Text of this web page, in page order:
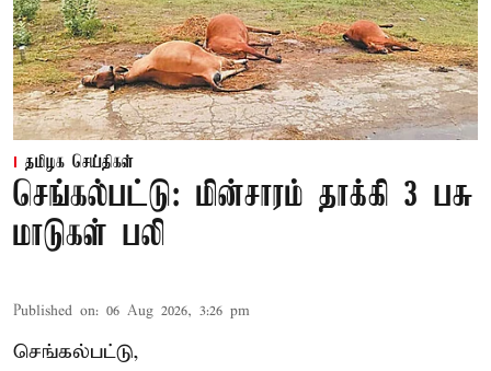
தமிழக செய்திகள்
செங்கல்பட்டு: மின்சாரம் தாக்கி 3 பசு
மாடுகள் பலி
Published on: 06 Aug 2026, 3:26 pm
செங்கல்பட்டு,